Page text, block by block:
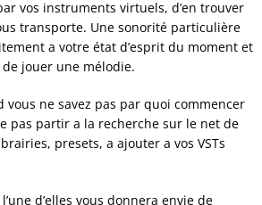
vos instruments virtuels, d’en trouver
transporte. Une sonorité particulière
a votre état d’esprit du moment et
jouer une mélodie.
vous ne savez pas par quoi commencer
pas partir a la recherche sur le net de
presets, a ajouter a vos VSTs
d’elles vous donnera envie de